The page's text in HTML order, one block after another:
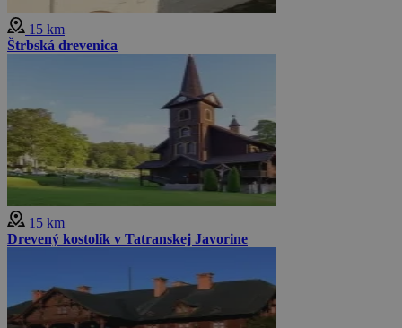
15 km
Štrbská drevenica
15 km
Drevený kostolík v Tatranskej Javorine